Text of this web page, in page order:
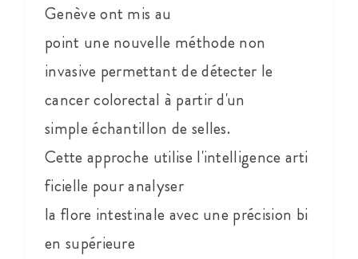
Genève ont mis au
point une nouvelle méthode non
invasive permettant de détecter le
cancer colorectal à partir d'un
simple échantillon de selles.
Cette approche utilise l'intelligence arti
ficielle pour analyser
la flore intestinale avec une précision bi
en supérieure